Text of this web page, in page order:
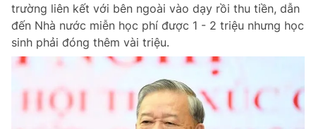
trường liên kết với bên ngoài vào dạy rồi thu tiền, dẫn
đến Nhà nước miễn học phí được 1 - 2 triệu nhưng học
sinh phải đóng thêm vài triệu.